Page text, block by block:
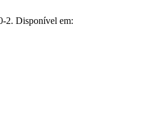
2. Disponível em: